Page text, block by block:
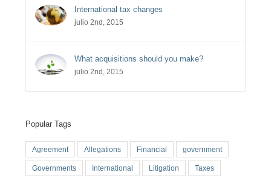
International tax changes
julio 2nd, 2015
What acquisitions should you make?
julio 2nd, 2015
Popular Tags
Agreement Allegations Financial government
Governments International Litigation Taxes